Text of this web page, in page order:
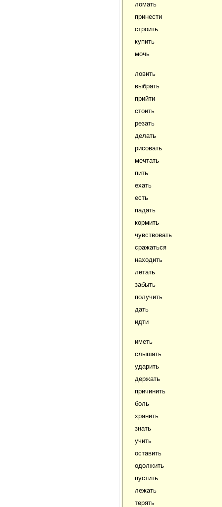
ломать
принести
строить
купить
мочь
ловить
выбрать
прийти
стоить
резать
делать
рисовать
мечтать
пить
ехать
есть
падать
кормить
чувствовать
сражаться
находить
летать
забыть
получить
дать
идти
иметь
слышать
ударить
держать
причинить
боль
хранить
знать
учить
оставить
одолжить
пустить
лежать
терять